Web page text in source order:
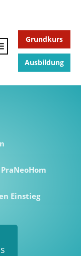
Grundkurs
Ausbildung
Einstieg